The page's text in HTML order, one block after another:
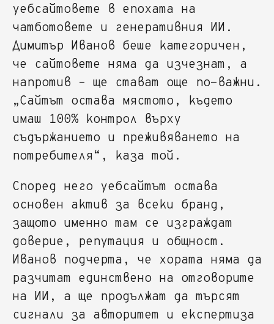
уебсайтовете в епохата на
чатботовете и генеративния ИИ.
Димитър Иванов беше категоричен,
че сайтовете няма да изчезнат, а
напротив – ще стават още по-важни.
„Сайтът остава мястото, където
имаш 100% контрол върху
съдържанието и преживяването на
потребителя“, каза той.
Според него уебсайтът остава
основен актив за всеки бранд,
защото именно там се изграждат
доверие, репутация и общност.
Иванов подчерта, че хората няма да
разчитат единствено на отговорите
на ИИ, а ще продължат да търсят
сигнали за авторитет и експертиза